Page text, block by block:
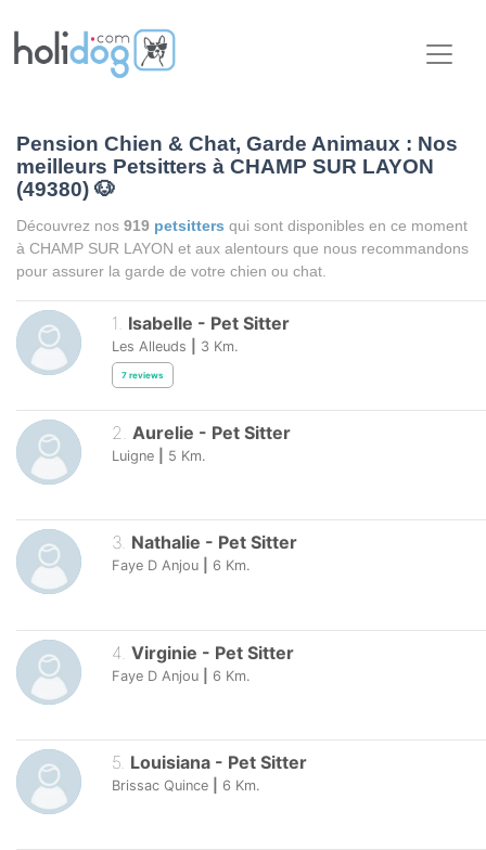
Pension Chien & Chat, Garde Animaux : Nos
meilleurs Petsitters à CHAMP SUR LAYON
(49380) 🐶
Découvrez nos 919 petsitters qui sont disponibles en ce moment
à CHAMP SUR LAYON et aux alentours que nous recommandons
pour assurer la garde de votre chien ou chat.
1. Isabelle - Pet Sitter
Les Alleuds 3 Km.
7 reviews
2. Aurelie - Pet Sitter
Luigne 5 Km.
3. Nathalie - Pet Sitter
Faye D Anjou 6 Km.
4 Virginie - Pet Sitter
Faye D Anjou 6 Km.
5 Louisiana - Pet Sitter
Brissac Quince 6 Km.